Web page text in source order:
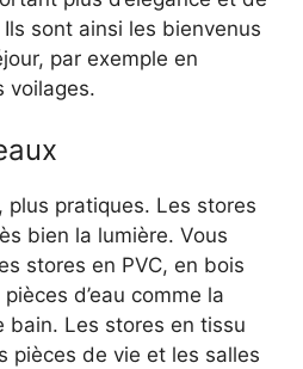
Ils sont ainsi les bienvenus
par exemple en
voilages.
plus pratiques. Les stores
bien la lumière. Vous
stores en PVC, en bois
d’eau comme la
bain. Les stores en tissu
pièces de vie et les salles